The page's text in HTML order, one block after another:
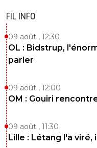
FIL INFO
09 août , 12:30
OL : Bidstrup,
parler
09 août , 12:00
OM : Gouiri
09 août , 11:30
Lille : Létang l'a